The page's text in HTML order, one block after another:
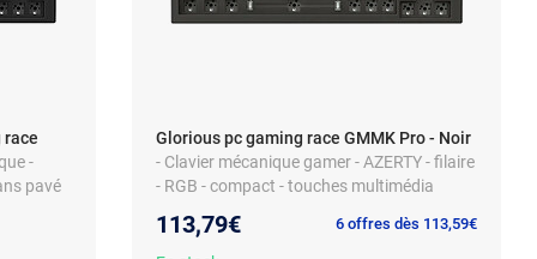
race
-
pavé
Glorious pc gaming race GMMK Pro - Noir
- Clavier mécanique gamer - AZERTY - filaire
- RGB - compact - touches multimédia
113,79€ 6 offres dès 113,59€